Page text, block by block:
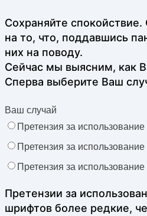
Сохраняйте
на то, что, поддавшись
них на поводу.
Сейчас мы выясним, как
Сперва выберите Ваш
Ваш случай
Претензия за
Претензия за
Претензия за использование
Претензии за
шрифтов более редкие,